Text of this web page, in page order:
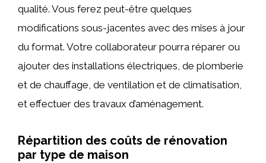
qualité. Vous ferez peut-être quelques
modifications sous-jacentes avec des mises à jour
du format. Votre collaborateur pourra réparer ou
ajouter des installations électriques, de plomberie
et de chauffage, de ventilation et de climatisation,
et effectuer des travaux d’aménagement.
Répartition des coûts de rénovation
par type de maison